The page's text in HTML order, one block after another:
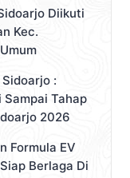
Diikuti
Kec.
:
Sampai Tahap
2026
Formula EV
Berlaga Di